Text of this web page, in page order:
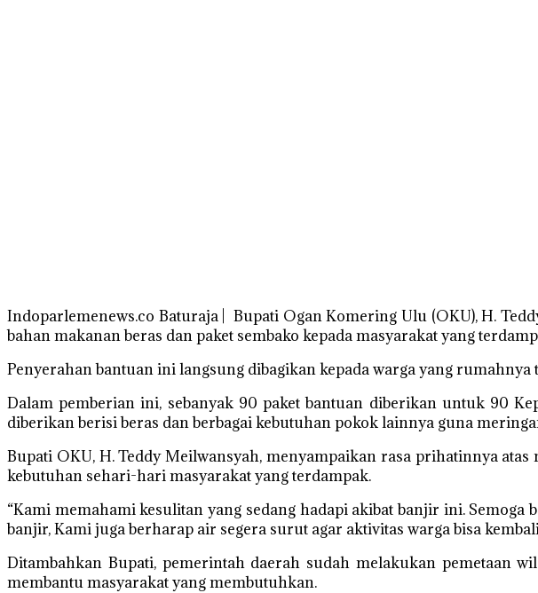
Indoparlemenews.co Baturaja | Bupati Ogan Komering Ulu (OKU), H.
bahan makanan beras dan paket sembako kepada masyarakat yang
Penyerahan bantuan ini langsung dibagikan kepada warga yang
Dalam pemberian ini, sebanyak 90 paket bantuan diberikan untuk 90
diberikan berisi beras dan berbagai kebutuhan pokok lainnya guna
Bupati OKU, H. Teddy Meilwansyah, menyampaikan rasa prihatinnya
kebutuhan sehari-hari masyarakat yang terdampak.
“Kami memahami kesulitan yang sedang hadapi akibat banjir ini.
banjir, Kami juga berharap air segera surut agar aktivitas warga bisa
Ditambahkan Bupati, pemerintah daerah sudah melakukan pemetaan
membantu masyarakat yang membutuhkan.